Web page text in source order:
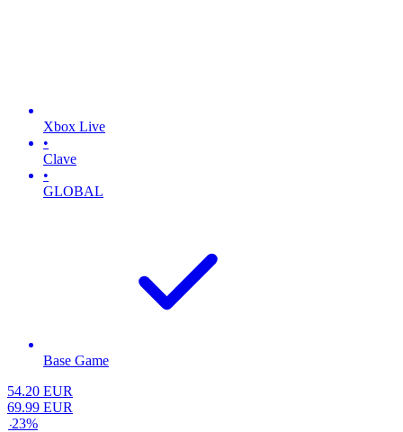
Xbox Live
•
Clave
•
GLOBAL
Base Game
54.20 EUR
69.99 EUR
-23%